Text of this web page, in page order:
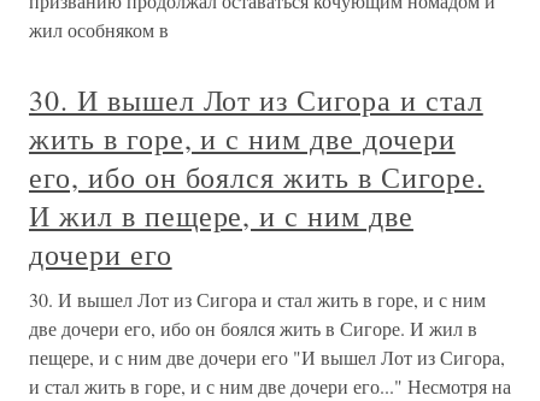
жил особняком в
30. И вышел Лот из Сигора и стал
жить в горе, и с ним две дочери
его, ибо он боялся жить в Сигоре.
И жил в пещере, и с ним две
дочери его
30. И вышел Лот из Сигора и стал жить в горе, и с ним
две дочери его, ибо он боялся жить в Сигоре. И жил в
пещере, и с ним две дочери его "И вышел Лот из Сигора,
и стал жить в горе, и с ним две дочери его..." Несмотря на